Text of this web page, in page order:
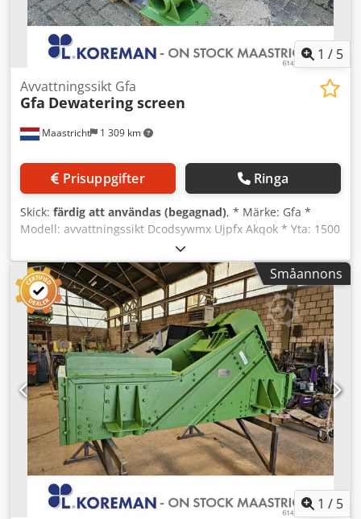
1 / 5
Maastricht 1 309 km
Avvattningssikt Gfa
Gfa Dewatering screen
Prisuppgifter Ringa
Skick: färdig att användas (begagnad), * Märke: Gfa *
Modell: avvattningssikt Dcodsywmx Ujpfx Akqok * Yta: 1500
x 800 mm – 1 däck * Drivning: 5,5 kW elmotor.
Småannons
1 / 5